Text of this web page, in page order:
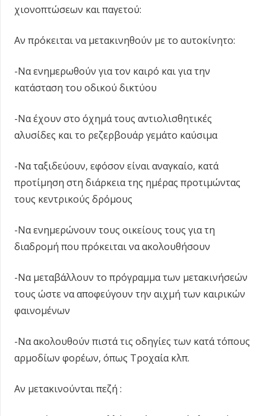
χιονοπτώσεων και παγετού:
Αν πρόκειται να μετακινηθούν με το αυτοκίνητο:
-Να ενημερωθούν για τον καιρό και για την
κατάσταση του οδικού δικτύου
-Να έχουν στο όχημά τους αντιολισθητικές
αλυσίδες και το ρεζερβουάρ γεμάτο καύσιμα
-Να ταξιδεύουν, εφόσον είναι αναγκαίο, κατά
προτίμηση στη διάρκεια της ημέρας προτιμώντας
τους κεντρικούς δρόμους
-Να ενημερώνουν τους οικείους τους για τη
διαδρομή που πρόκειται να ακολουθήσουν
-Να μεταβάλλουν το πρόγραμμα των μετακινήσεών
τους ώστε να αποφεύγουν την αιχμή των καιρικών
φαινομένων
-Να ακολουθούν πιστά τις οδηγίες των κατά τόπους
αρμοδίων φορέων, όπως Τροχαία κλπ.
Αν μετακινούνται πεζή :